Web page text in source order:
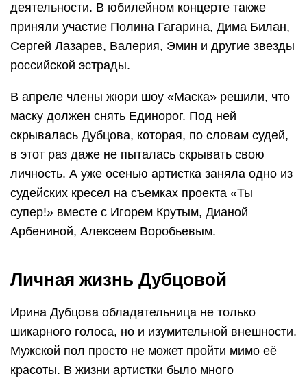
деятельности. В юбилейном концерте также
приняли участие Полина Гагарина, Дима Билан,
Сергей Лазарев, Валерия, Эмин и другие звезды
российской эстрады.
В апреле члены жюри шоу «Маска» решили, что
маску должен снять Единорог. Под ней
скрывалась Дубцова, которая, по словам судей,
в этот раз даже не пыталась скрывать свою
личность. А уже осенью артистка заняла одно из
судейских кресел на съемках проекта «Ты
супер!» вместе с Игорем Крутым, Дианой
Арбениной, Алексеем Воробьевым.
Личная жизнь Дубцовой
Ирина Дубцова обладательница не только
шикарного голоса, но и изумительной внешности.
Мужской пол просто не может пройти мимо её
красоты. В жизни артистки было много